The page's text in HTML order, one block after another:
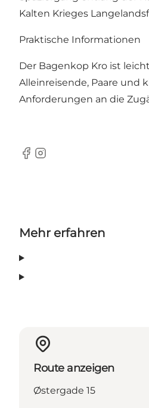
Kalten Krieges
Praktische Informationen
Der Bagenkop Kro ist
Alleinreisende, Paare und
Anforderungen an die
Facebook
Instagram
Mehr erfahren
Route anzeigen
Østergade 15